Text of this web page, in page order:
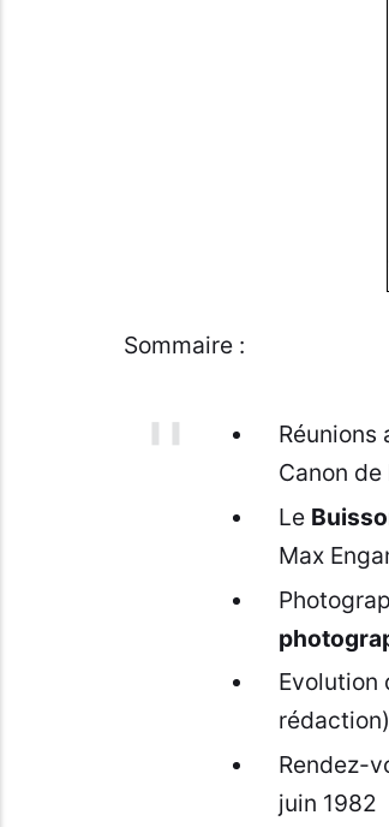
Sommaire :
Réunions
Canon de
Le
Max
Evolution
rédaction)
Rendez-
juin 1982